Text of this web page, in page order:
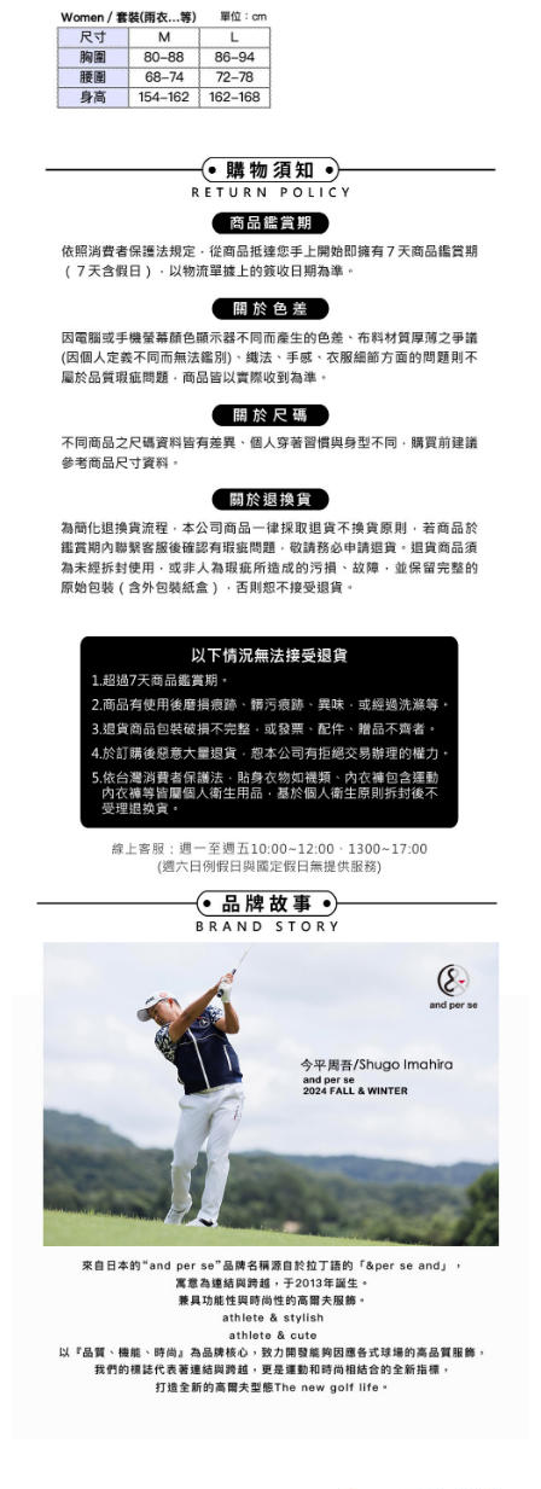
易，需依本服務之必要範圍內提供個人資料，並將交易相關給付款項請求債
權轉讓予恩沛科技股份有限公司。
２．關於個人資料處理事宜，請瀏覽以下網址：
https://aftee.tw/terms/#terms3
３．未成年的使用者請事先徵得法定代理人或監護人之同意方可使用
４．使用「AFTEE先享後付」時，將依據個別帳號之用戶狀況，依本公司即
時審查核予不同之上限額度；若仍有額度不足之情形，本公司將視審查結果
５．嚴禁一人註冊多個帳號或使用他人資訊註冊。若發現惡意使用之情形，
恩沛科技股份有限公司將有權停止該用戶之使用額度並採取法律行動。
付款後7-11取貨
免運費